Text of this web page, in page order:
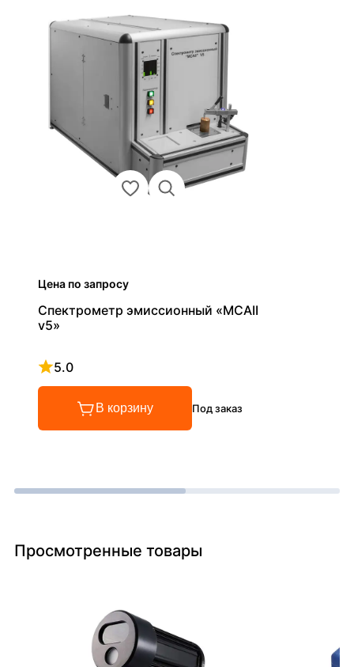
Цена по запросу
Спектрометр эмиссионный «МСАII
v5»
5.0
Рейтинг 5 из 5
В корзину Под заказ
Просмотренные товары